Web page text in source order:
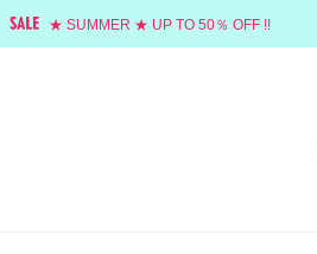
★ SUMMER ★ UP TO 50％ OFF !!